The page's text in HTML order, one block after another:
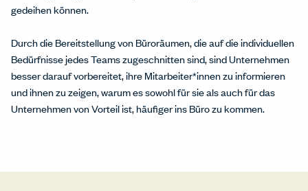
gedeihen können.
Durch die Bereitstellung von Büroräumen, die auf die individuellen
Bedürfnisse jedes Teams zugeschnitten sind, sind Unternehmen
besser darauf vorbereitet, ihre Mitarbeiter*innen zu informieren
und ihnen zu zeigen, warum es sowohl für sie als auch für das
Unternehmen von Vorteil ist, häufiger ins Büro zu kommen.